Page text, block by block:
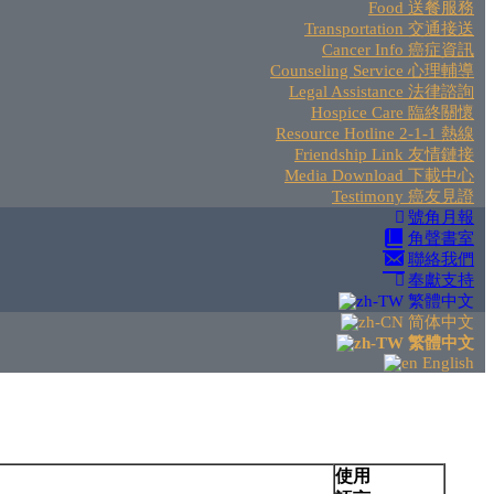
Food 送餐服務
Transportation 交通接送
Cancer Info 癌症資訊
Counseling Service 心理輔導
Legal Assistance 法律諮詢
Hospice Care 臨終關懷
Resource Hotline 2-1-1 熱線
Friendship Link 友情鏈接
Media Download 下載中心
Testimony 癌友見證
號角月報
角聲書室
聯絡我們
奉獻支持
繁體中文
简体中文
繁體中文
English
使用